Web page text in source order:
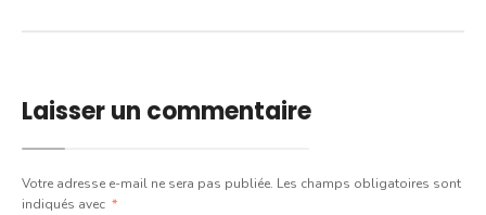
Laisser un commentaire
Votre adresse e-mail ne sera pas publiée. Les champs obligatoires sont
indiqués avec *